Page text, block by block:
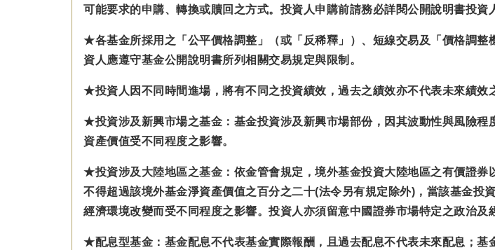
可能要求的申購、轉換或贖回之方式。投資人申購前請務必詳閱公開說明書投資
★各基金所採用之「公平價格調整」（或「反稀釋」）、短線交易及「價格調
資人應遵守基金公開說明書所列相關交易規定與限制。
★投資人因不同時間進場，將有不同之投資績效，過去之績效亦不代表未來績效
★投資涉及新興市場之基金：基金投資涉及新興市場部份，因其波動性與風險
資產價值受不同程度之影響。
★投資涉及大陸地區之基金： 依金管會規定， 境外基金投資大陸地區之有價證券
不得超過該境外基金淨資產價值之百分之二十(法令另有規定除外)， 當該基金投
經濟環境改變而受不同程度之影響。 投資人亦須留意中國證券市場特定之政治及
★配息型基金：基金配息不代表基金實際報酬，且過去配息不代表未來配息；